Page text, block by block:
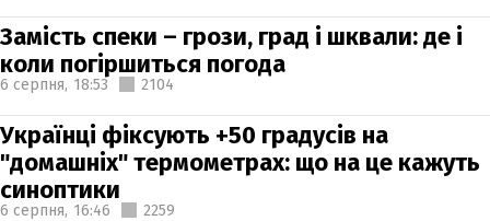
Замість спеки – грози, град і шквали: де і
коли погіршиться погода
6 серпня, 18:53 2104
Українці фіксують +50 градусів на
"домашніх" термометрах: що на це кажуть
синоптики
6 серпня, 16:46 2259